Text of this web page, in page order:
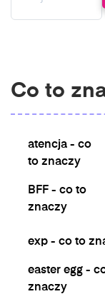
Co to
atencja - co
to znaczy
BFF - co to
znaczy
exp - co to
easter egg -
znaczy